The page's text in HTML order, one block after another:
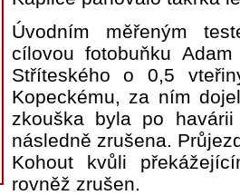
Úvodním měřeným
cílovou fotobuňku
Stříteského o 0,5
Kopeckému, za ním
zkouška byla po
následně zrušena.
Kohout kvůli
rovněž zrušen.